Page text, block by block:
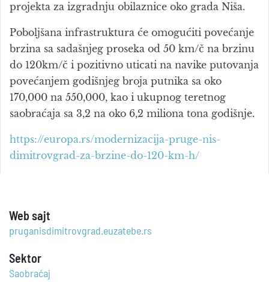
projekta za izgradnju obilaznice oko grada Niša.
Poboljšana infrastruktura će omogućiti povećanje
brzina sa sadašnjeg proseka od 50 km/č na brzinu
do 120km/č i pozitivno uticati na navike putovanja
povećanjem godišnjeg broja putnika sa oko
170,000 na 550,000, kao i ukupnog teretnog
saobraćaja sa 3,2 na oko 6,2 miliona tona godišnje.
https://europa.rs/modernizacija-pruge-nis-
dimitrovgrad-za-brzine-do-120-km-h/
Web sajt
pruganisdimitrovgrad.euzatebe.rs
Sektor
Saobraćaj